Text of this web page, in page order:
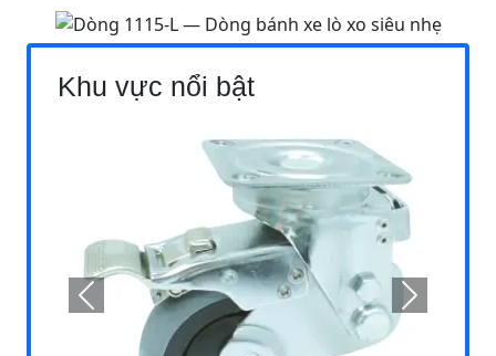
Khu vực nổi bật
Previous Next